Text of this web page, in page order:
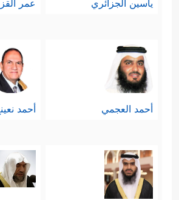
ياسين الجزائري عمر
أحمد العجمي أحمد